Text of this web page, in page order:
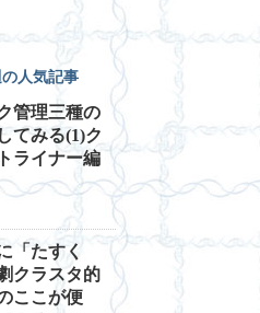
の人気記事
管理三種の
てみる(1)ク
ライナー編
「たすく
クラスタ的
ここが便